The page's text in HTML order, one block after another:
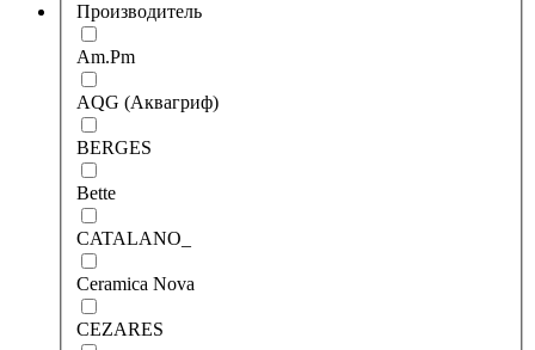
Производитель
Am.Pm
AQG (Аквагриф)
BERGES
Bette
CATALANO_
Ceramica Nova
CEZARES